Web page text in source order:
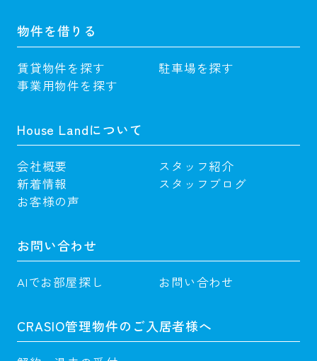
物件を借りる
賃貸物件を探す
駐車場を探す
事業用物件を探す
House Landについて
会社概要
スタッフ紹介
新着情報
スタッフブログ
お客様の声
お問い合わせ
AIでお部屋探し お問い合わせ
CRASIO管理物件のご入居者様へ